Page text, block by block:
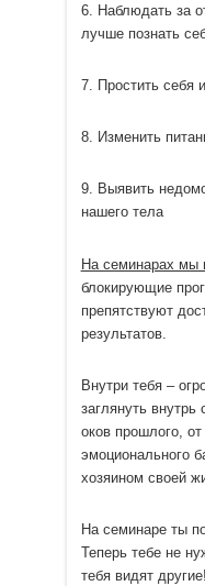
6. Наблюдать за
лучше познать
7. Простить себя
8. Изменить
9. Выявить
нашего тела
На семинарах мы
блокирующие
препятствуют
результатов.
Внутри тебя –
заглянуть
оков прошлого,
эмоционального
хозяином своей
На семинаре ты
Теперь тебе не
тебя видят